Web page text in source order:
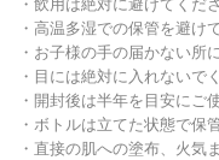
・高温多湿での保管を避け
・お子様の手の届かない所
・目には絶対に入れないで
・開封後は半年を目安にご
・ボトルは立てた状態で保
・直接の肌への塗布、火気